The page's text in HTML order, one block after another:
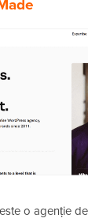
este o agenție